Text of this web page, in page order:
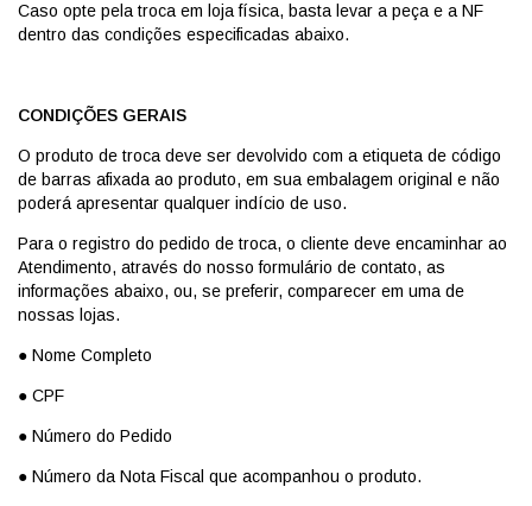
Caso opte pela troca em loja física, basta levar a peça e a NF
dentro das condições especificadas abaixo.
CONDIÇÕES GERAIS
O produto de troca deve ser devolvido com a etiqueta de código
de barras afixada ao produto, em sua embalagem original e não
poderá apresentar qualquer indício de uso.
Para o registro do pedido de troca, o cliente deve encaminhar ao
Atendimento, através do nosso formulário de contato, as
informações abaixo, ou, se preferir, comparecer em uma de
nossas lojas.
● Nome Completo
● CPF
● Número do Pedido
● Número da Nota Fiscal que acompanhou o produto.